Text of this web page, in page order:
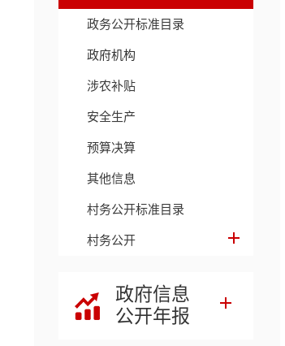
政务公开标准目录
政府机构
涉农补贴
安全生产
预算决算
其他信息
村务公开标准目录
村务公开
政府信息
公开年报